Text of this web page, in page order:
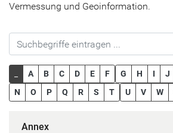
Vermessung und Geoinformation.
A B C D E F G H I J
N
O P Q R S T U V W
Annex